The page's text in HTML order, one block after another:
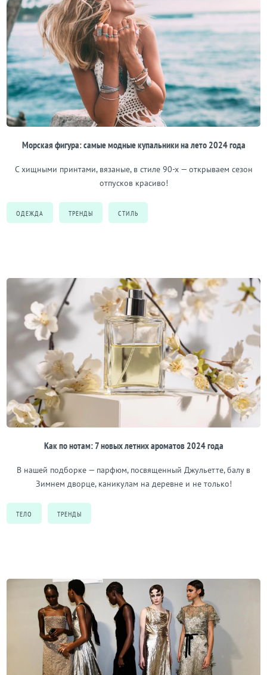
Морская фигура: самые модные купальники на лето 2024 года
С хищными принтами, вязаные, в стиле 90-х — открываем сезон
отпусков красиво!
ОДЕЖДА ТРЕНДЫ СТИЛЬ
Как по нотам: 7 новых летних ароматов 2024 года
В нашей подборке — парфюм, посвященный Джульетте, балу в
Зимнем дворце, каникулам на деревне и не только!
ТЕЛО ТРЕНДЫ